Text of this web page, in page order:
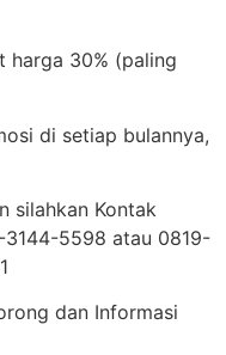
30% (paling
di setiap bulannya,
silahkan Kontak
3144-5598 atau 0819-
dan Informasi